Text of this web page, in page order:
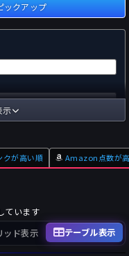
ックアップ
Pt
Pt
示
クが高い順 Amazon点数が
ています
ッド表示 テーブル表示